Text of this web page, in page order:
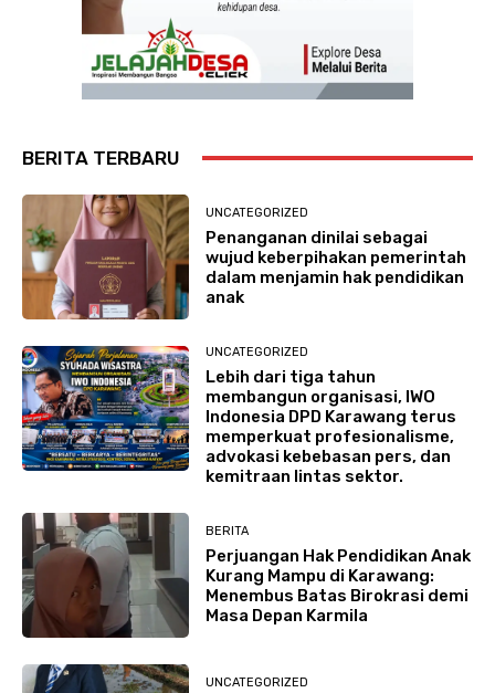
BERITA TERBARU
UNCATEGORIZED
Penanganan dinilai sebagai
wujud keberpihakan pemerintah
dalam menjamin hak pendidikan
anak
UNCATEGORIZED
Lebih dari tiga tahun
membangun organisasi, IWO
Indonesia DPD Karawang terus
memperkuat profesionalisme,
advokasi kebebasan pers, dan
kemitraan lintas sektor.
BERITA
Perjuangan Hak Pendidikan Anak
Kurang Mampu di Karawang:
Menembus Batas Birokrasi demi
Masa Depan Karmila
UNCATEGORIZED